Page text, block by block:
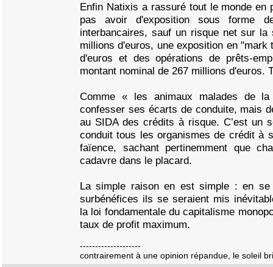
Enfin Natixis a rassuré tout le monde en
pas avoir d'exposition sous forme
interbancaires, sauf un risque net sur la
millions d'euros, une exposition en
d'euros et des opérations de prêts-
montant nominal de 267 millions d'euros.
Comme « les animaux malades de
confesser ses écarts de conduite, mais
au SIDA des crédits à risque. C’est un
conduit tous les organismes de crédit à
faïence, sachant pertinemment que
cadavre dans le placard.
La simple raison en est simple : en se
surbénéfices ils se seraient mis
la loi fondamentale du capitalisme
taux de profit maximum.
--------------------
contrairement à une opinion répandue, le soleil